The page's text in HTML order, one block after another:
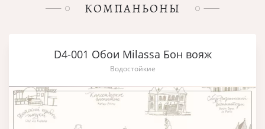
КОМПАНЬОНЫ
D4-001 Обои Milassa Бон вояж
Водостойкие